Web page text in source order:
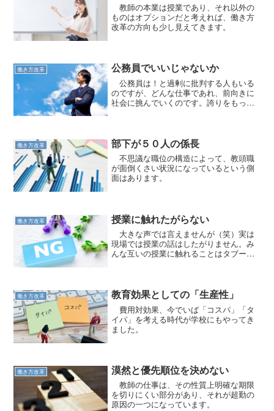
教師の本業は授業であり、それ以外の
ものはオプションだと考えれば、働き方
改革の方向も少し見えてきます。
働き方改革 公務員でいいじゃないか
公務員は！と過剰に批判する人もいる
のですが、どんな仕事であれ、前向きに
社会に挑んでいくのです。誇りをもって
働き方改革 部下が５０人の係長
不思議な職位の構造によって、教頭職
が面倒くさい状況になっているという側
面はあります。
働き方改革 授業に触れたがらない
大きな声では言えませんが（笑）実は
現場では授業の話はしたがりません。み
んな互いの授業に触れることはタブーな
働き方改革 教育効果としての「生産性」
費用対効果、今でいば「コスパ」「タ
イパ」を考える時代が学校にもやってき
ました。
働き方改革 漠然と優先順位を決めない
教師の仕事は、その性質上明確な期限
を切りにくい部分があり、それが超勤の
原因の一つになっています。